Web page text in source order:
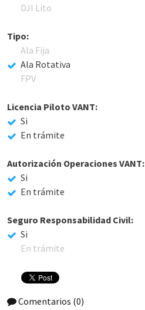
DJI Lito
Tipo:
Ala Fija
Ala Rotativa
FPV
Licencia Piloto VANT:
Si
En trámite
Autorización Operaciones VANT:
Si
En trámite
Seguro Responsabilidad Civil:
Si
En trámite
Comentarios (0)